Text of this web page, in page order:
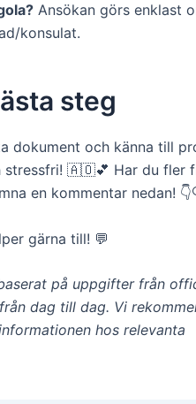
Ansökan görs enklast
konsulat.
steg
dokument och känna till
stressfri! 🇦🇴💕 Har du fler
en kommentar nedan!
gärna till! 💬
på uppgifter från
dag till dag. Vi
hos relevanta